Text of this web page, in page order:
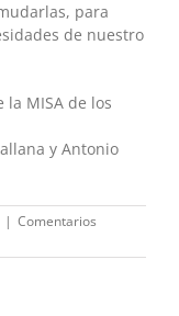
para
de nuestro
MISA de los
y Antonio
| Comentarios